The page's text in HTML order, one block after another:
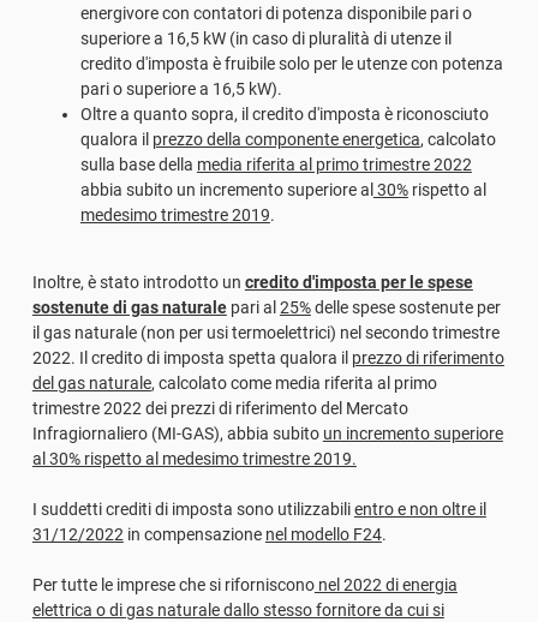
energivore con contatori di potenza disponibile pari o
superiore a 16,5 kW (in caso di pluralità di utenze il
credito d'imposta è fruibile solo per le utenze con potenza
pari o superiore a 16,5 kW).
Oltre a quanto sopra, il credito d'imposta è riconosciuto
qualora il prezzo della componente energetica, calcolato
sulla base della media riferita al primo trimestre 2022
abbia subito un incremento superiore al 30%rispetto al
medesimo trimestre 2019.
Inoltre, è stato introdotto un credito d'imposta per le spese
sostenute di gas naturalepari al 25%delle spese sostenute per
il gas naturale (non per usi termoelettrici) nel secondo trimestre
2022. Il credito di imposta spetta qualora il prezzo di riferimento
del gas naturale, calcolato come media riferita al primo
trimestre 2022 dei prezzi di riferimento del Mercato
Infragiornaliero (MI-GAS), abbia subito un incremento superiore
al 30% rispetto al medesimo trimestre 2019.
I suddetti crediti di imposta sono utilizzabilientro e non oltre il
31/12/2022 in compensazione nel modello F24.
Per tutte le imprese che si riforniscononel 2022 di energia
elettrica o di gas naturale dallo stesso fornitore da cui si